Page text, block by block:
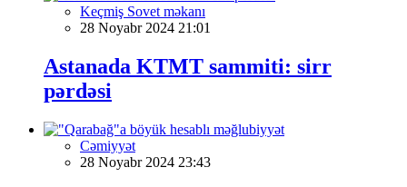
Keçmiş Sovet məkanı
28 Noyabr 2024 21:01
Astanada KTMT sammiti: sirr
pərdəsi
Cəmiyyət
28 Noyabr 2024 23:43